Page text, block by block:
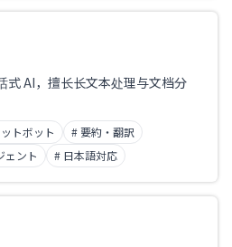
式 AI，擅长长文本处理与文档分
トボット
# 要約・翻訳
ェント # 日本語対応